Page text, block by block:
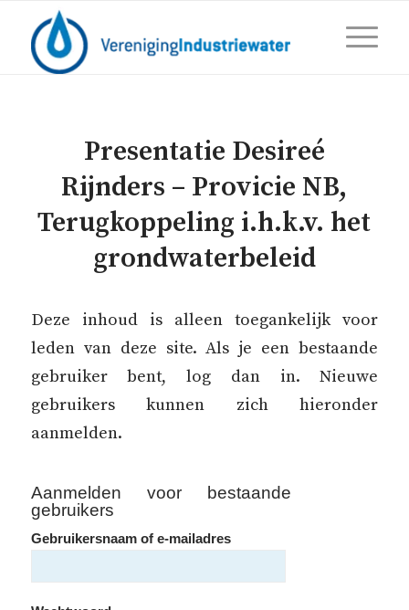
Presentatie Desireé
Rijnders – Provicie NB,
Terugkoppeling i.h.k.v. het
grondwaterbeleid
Deze inhoud is alleen toegankelijk voor
leden van deze site. Als je een bestaande
gebruiker bent, log dan in. Nieuwe
gebruikers kunnen zich hieronder
aanmelden.
Aanmelden voor bestaande
gebruikers
Gebruikersnaam of e-mailadres